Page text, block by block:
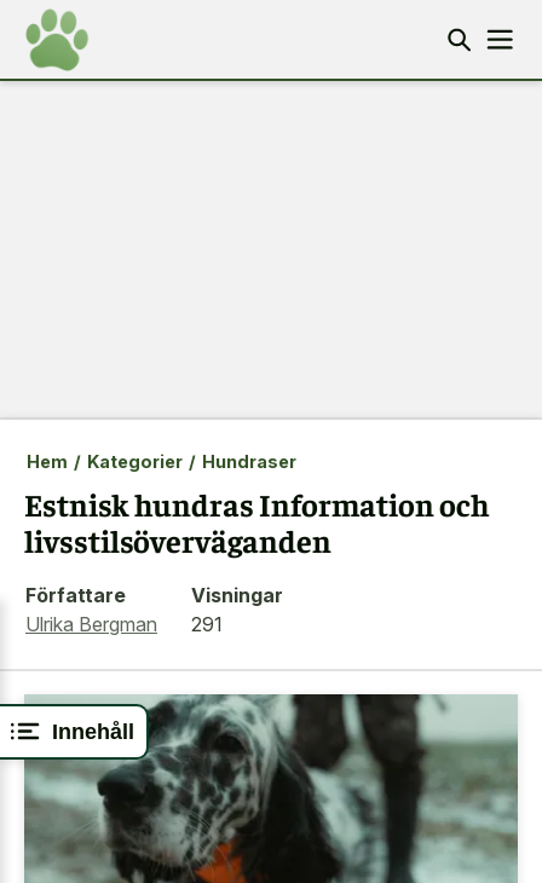
Innehåll
Hem / Kategorier / Hundraser
Estnisk hundras Information och
livsstilsöverväganden
Författare
Ulrika Bergman
Visningar
291